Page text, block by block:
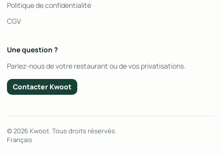
Politique de confidentialité
CGV
Une question ?
Parlez-nous de votre restaurant ou de vos privatisations.
Contacter Kwoot
© 2026 Kwoot. Tous droits réservés.
Français